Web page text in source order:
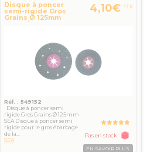
Disque à poncer
semi-rigide Gros
Grains Ø 125mm
pierre/béton SEA
4,10€ TTC
Réf. : 549152
Disque à poncer semi
rigide Gros Grains Ø 125mm
SEA Disque à poncer semi
rigide pour le gros ébarbage
de la...
SEA
Pas en stock
EN SAVOIR PLUS